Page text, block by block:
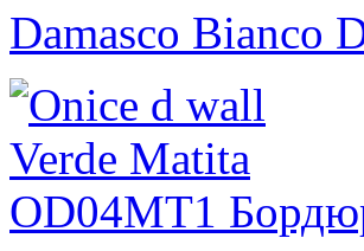
Damasco Bianco